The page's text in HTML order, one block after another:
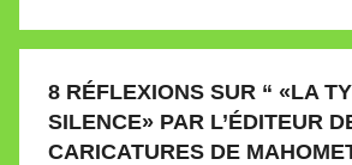
8 RÉFLEXIONS SUR “ «LA
SILENCE» PAR L’ÉDITEUR
CARICATURES DE